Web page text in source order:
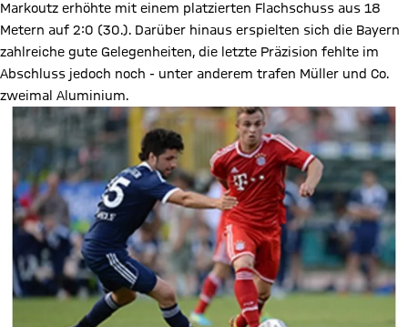
Markoutz erhöhte mit einem platzierten Flachschuss aus 18
Metern auf 2:0 (30.). Darüber hinaus erspielten sich die Bayern
zahlreiche gute Gelegenheiten, die letzte Präzision fehlte im
Abschluss jedoch noch - unter anderem trafen Müller und Co.
zweimal Aluminium.